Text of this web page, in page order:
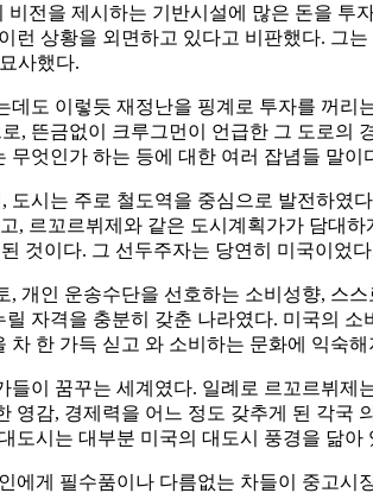
전을 제시하는 기반시설에 많은 돈을
상황을 외면하고 있다고 비판했다. 그
사했다.
도 이렇듯 재정난을 핑계로 투자를 꺼
, 뜬금없이 크루그먼이 언급한 그 도로의
엇인가 하는 등에 대한 여러 잡념들 말이
시는 주로 철도역을 중심으로 발전하였
르꼬르뷔제와 같은 도시계획가가 담대
것이다. 그 선두주자는 당연히 미국이었
개인 운송수단을 선호하는 소비성향, 스
자격을 충분히 갖춘 나라였다. 미국의
한 가득 싣고 와 소비하는 문화에 익숙해
이 꿈꾸는 세계였다. 일례로 르꼬르뷔제
감, 경제력을 어느 정도 갖추게 된 각국
도시는 대부분 미국의 대도시 풍경을 닮아
게 필수품이나 다름없는 차들이 중고시